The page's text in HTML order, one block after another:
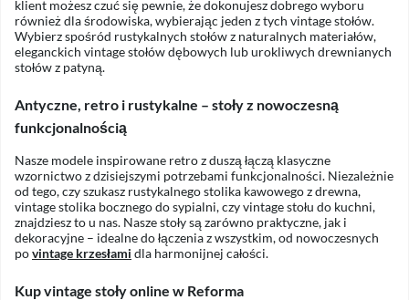
klient możesz czuć się pewnie, że dokonujesz dobrego wyboru
również dla środowiska, wybierając jeden z tych vintage stołów.
Wybierz spośród rustykalnych stołów z naturalnych materiałów,
eleganckich vintage stołów dębowych lub urokliwych drewnianych
stołów z patyną.
Antyczne, retro i rustykalne – stoły z nowoczesną
funkcjonalnością
Nasze modele inspirowane retro z duszą łączą klasyczne
wzornictwo z dzisiejszymi potrzebami funkcjonalności. Niezależnie
od tego, czy szukasz rustykalnego stolika kawowego z drewna,
vintage stolika bocznego do sypialni, czy vintage stołu do kuchni,
znajdziesz to u nas. Nasze stoły są zarówno praktyczne, jak i
dekoracyjne – idealne do łączenia z wszystkim, od nowoczesnych
povintage krzesłami dla harmonijnej całości.
Kup vintage stoły online w Reforma